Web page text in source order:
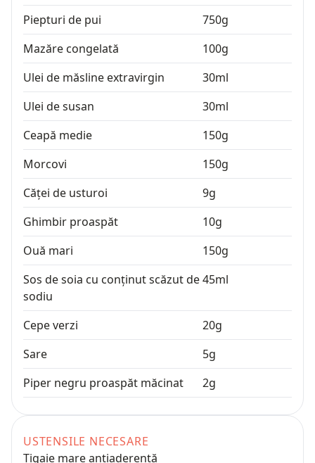
Piepturi de pui
750g
Mazăre congelată
100g
Ulei de măsline extravirgin
30ml
Ulei de susan
30ml
Ceapă medie
150g
Morcovi
150g
Căței de usturoi
9g
Ghimbir proaspăt
10g
Ouă mari
150g
Sos de soia cu conținut scăzut de
sodiu
45ml
Cepe verzi 20g
Sare
5g
Piper negru proaspăt măcinat
2g
USTENSILE NECESARE
Tigaie mare antiaderentă